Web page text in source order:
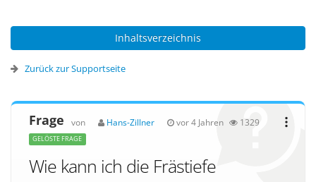
Inhaltsverzeichnis
Zurück zur Supportseite
Frage von Hans-Zillner vor 4 Jahren 1329
GELÖSTE FRAGE
Wie kann ich die Frästiefe